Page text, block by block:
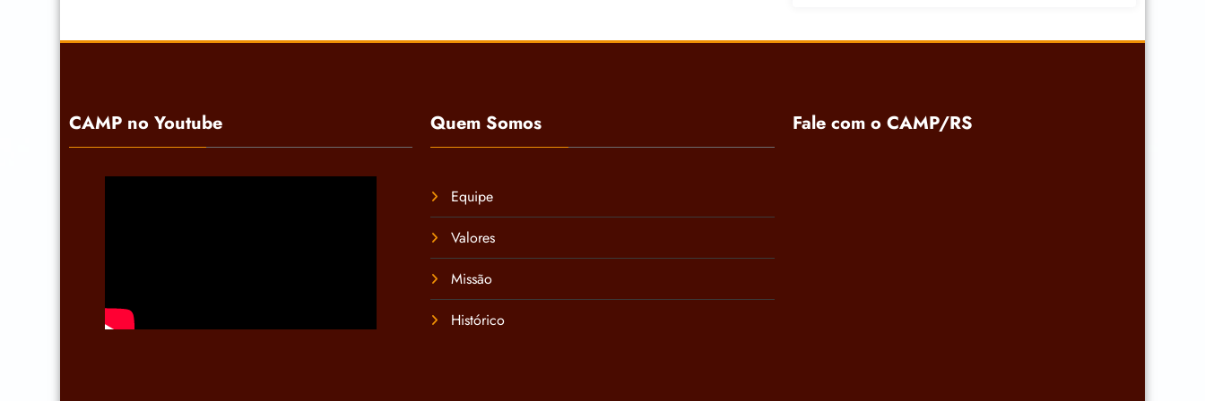
CAMP no Youtube Quem Somos
Equipe
Valores
Missão
Histórico
Fale com o CAMP/RS